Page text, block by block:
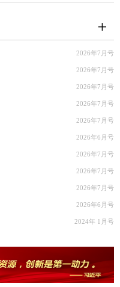
2026年7月号
2026年7月号
2026年7月号
2026年7月号
2026年7月号
2026年6月号
2026年7月号
2026年7月号
2026年7月号
2026年6月号
2024年 1月号